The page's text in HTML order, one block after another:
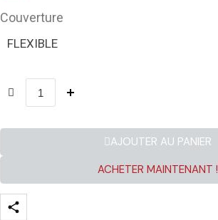
Couverture
FLEXIBLE
AJOUTER AU PANIER
ACHETER MAINTENANT !